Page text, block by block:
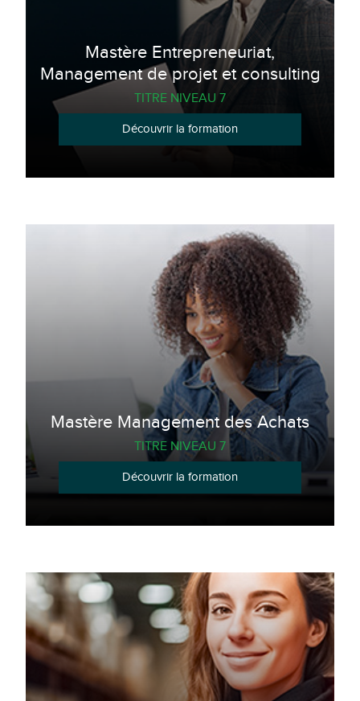
Mastère Entrepreneuriat,
Management de projet et consulting
TITRE NIVEAU 7
Découvrir la formation
Mastère Management des Achats
TITRE NIVEAU 7
Découvrir la formation